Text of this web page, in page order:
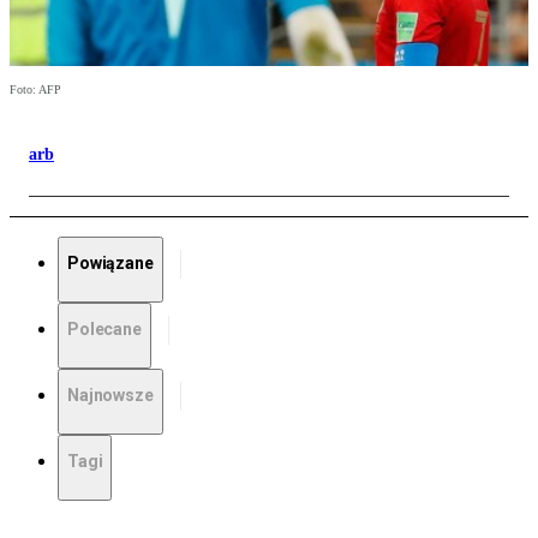
Foto: AFP
arb
Powiązane
Polecane
Najnowsze
Tagi